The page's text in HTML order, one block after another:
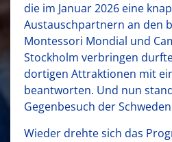
die im Januar 2026 eine
Austauschpartnern an den
Montessori Mondial und
Stockholm verbringen
dortigen Attraktionen mit
beantworten. Und nun
Gegenbesuch der
Wieder drehte sich das